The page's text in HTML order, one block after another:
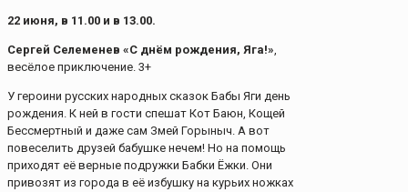
22 июня, в 11.00 и в 13.00.
Сергей Селеменев «С днём рождения, Яга!»,
весёлое приключение. 3+
У героини русских народных сказок Бабы Яги день
рождения. К ней в гости спешат Кот Баюн, Кощей
Бессмертный и даже сам Змей Горыныч. А вот
повеселить друзей бабушке нечем! Но на помощь
приходят её верные подружки Бабки Ёжки. Они
привозят из города в её избушку на курьих ножках